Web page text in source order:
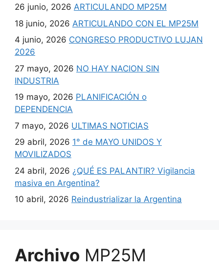
26 junio, 2026 ARTICULANDO MP25M
18 junio, 2026 ARTICULANDO CON EL MP25M
4 junio, 2026 CONGRESO PRODUCTIVO LUJAN
2026
27 mayo, 2026 NO HAY NACION SIN
INDUSTRIA
19 mayo, 2026 PLANIFICACIÓN o
DEPENDENCIA
7 mayo, 2026 ULTIMAS NOTICIAS
29 abril, 2026 1° de MAYO UNIDOS Y
MOVILIZADOS
24 abril, 2026 ¿QUÉ ES PALANTIR? Vigilancia
masiva en Argentina?
10 abril, 2026 Reindustrializar la Argentina
Archivo MP25M